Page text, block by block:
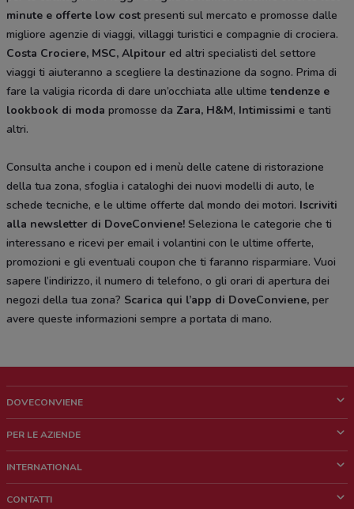
minute e offerte low cost presenti sul mercato e promosse dalle
migliore agenzie di viaggi, villaggi turistici e compagnie di crociera.
Costa Crociere, MSC, Alpitour ed altri specialisti del settore
viaggi ti aiuteranno a scegliere la destinazione da sogno. Prima di
fare la valigia ricorda di dare un’occhiata alle ultimetendenze e
lookbook di moda promosse da Zara, H&M, Intimissimi e tanti
altri.
Consulta anche i coupon ed i menù delle catene di ristorazione
della tua zona, sfoglia i cataloghi dei nuovi modelli di auto, le
schede tecniche, e le ultime offerte dal mondo dei motori. Iscriviti
alla newsletter di DoveConviene! Seleziona le categorie che ti
interessano e ricevi per email i volantini con le ultime offerte,
promozioni e gli eventuali coupon che ti faranno risparmiare. Vuoi
sapere l’indirizzo, il numero di telefono, o gli orari di apertura dei
negozi della tua zona? Scarica qui l’app di DoveConviene, per
avere queste informazioni sempre a portata di mano.
DOVECONVIENE
Chi siamo
Lavora con noi
PER LE AZIENDE
Richieste commerciali e marketing
INTERNATIONAL
CONTATTI